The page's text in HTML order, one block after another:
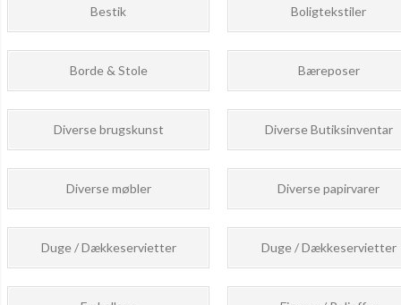
Bestik Boligtekstiler
Borde & Stole Bæreposer
Diverse brugskunst Diverse Butiksinventar
Diverse møbler Diverse papirvarer
Duge / Dækkeservietter Duge / Dækkeservietter